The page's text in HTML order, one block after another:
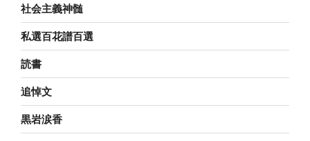
社会主義神髄
私選百花譜百選
読書
追悼文
黒岩涙香